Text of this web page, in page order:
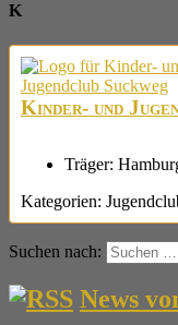
K
Kinder- und
Träger:
Kategorien:
Suchen nach:
News